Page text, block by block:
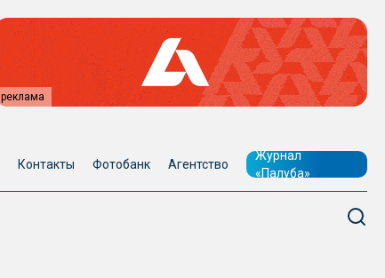
реклама
Контакты Фотобанк Агентство
Журнал
«Палуба»